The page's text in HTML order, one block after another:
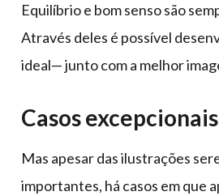
Equilíbrio e bom senso são
Através deles é possível
ideal— junto com a melhor
Casos excepcionais
Mas apesar das ilustrações
importantes, há casos em que